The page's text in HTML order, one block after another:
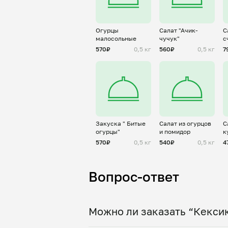
Огурцы
малосольные
570₽
0,5 кг
Салат "Ачик-
чучук"
560₽
0,5 кг
Закуска " Битые
огурцы"
570₽
0,5 кг
Салат из огурцов
и помидор
540₽
0,5 кг
Вопрос-ответ
Можно ли заказать